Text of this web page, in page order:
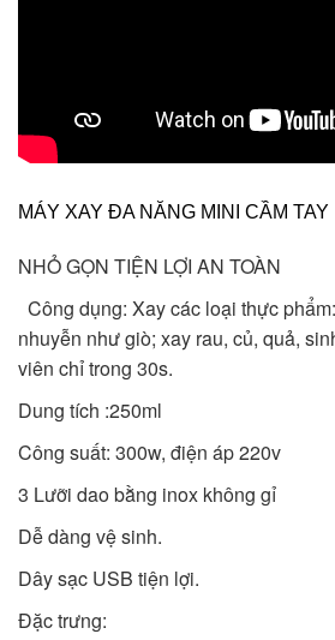
MÁY XAY ĐA NĂNG MINI CẦM TAY
️NHỎ GỌN ️TIỆN LỢI ️AN TOÀN
Công dụng: Xay các loại thực
nhuyễn như giò; xay rau, củ, quả,
viên chỉ trong 30s.
Dung tích :250ml
Công suất: 300w, điện áp 220v
3 Lưỡi dao bằng inox không gỉ
Dễ dàng vệ sinh.
Dây sạc USB tiện lợi.
Đặc trưng: